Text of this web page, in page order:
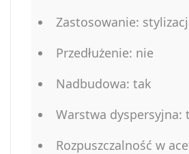
Zastosowanie:
Przedłużenie: nie
Nadbudowa: tak
Warstwa dyspersyjna:
Rozpuszczalność w